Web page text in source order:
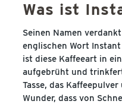
Was ist
Seinen Namen
englischen Wort
ist diese Kaffeeart in
aufgebrüht und
Tasse, das Kaffeepulver
Wunder, dass von